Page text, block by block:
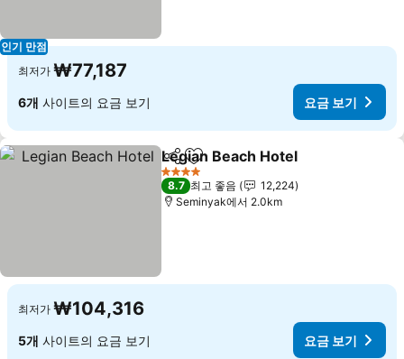
인기 만점
최저가 ₩77,187
6개 사이트의 요금 보기 요금 보기
공유 즐겨찾기에 추가
Legian Beach Hotel
4 성급
8.7 최고 좋음
12,224
Seminyak에서 2.0km
최저가 ₩104,316
5개 사이트의 요금 보기 요금 보기